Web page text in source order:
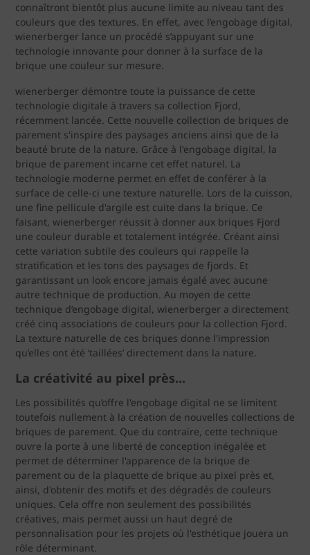
connaîtront bientôt plus aucune limite au niveau tant des
couleurs que des textures. En effet, avec l’engobage digital,
wienerberger lance un procédé s’appuyant sur une
technologie innovante pour donner à la surface de la
brique une couleur sur mesure.
wienerberger démontre toute la puissance de cette
technologie digitale à travers sa collection Fjord,
récemment lancée. Cette nouvelle collection de briques de
parement s'inspire des paysages anciens ainsi que de la
beauté brute de la nature. Grâce à l'engobage digital, la
brique de parement incarne cet effet naturel. La
technologie moderne permet en effet de conférer à la
surface de celle-ci une texture naturelle. Lors de la cuisson,
une fine pellicule d'argile est cuite dans la brique. Ce
faisant, wienerberger réussit à donner aux briques Fjord
une couleur durable et totalement intégrée. Créant ainsi
cette variation subtile des couleurs qui rappelle la
stratification et les tons des paysages de fjords. Et
garantissant un look encore jamais égalé avec aucune
autre technique de production. Au moyen de cette
technique d’engobage digital, wienerberger a directement
créé cinq associations de couleurs pour la collection Fjord.
La texture naturelle de ces briques donne l'impression
qu’elles ont été ‘taillées’ directement dans la nature.
La créativité au pixel près...
Les possibilités qu’offre l'engobage digital ne se limitent
toutefois nullement à la création de nouvelles collections de
briques de parement. Que du contraire, cette technique
ouvre la porte à une liberté de conception inégalée et
permet de déterminer l'apparence de la brique de
parement ou de la plaquette de brique au pixel près et,
ainsi, d'obtenir des motifs et des dégradés de couleurs
uniques. Cela offre non seulement des possibilités
créatives, mais permet aussi un haut degré de
personnalisation pour les projets où l'esthétique jouera un
rôle déterminant.